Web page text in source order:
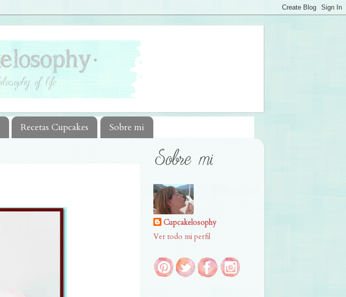
Recetas Cupcakes Sobre mi
Cupcakelosophy
Ver todo mi perfil